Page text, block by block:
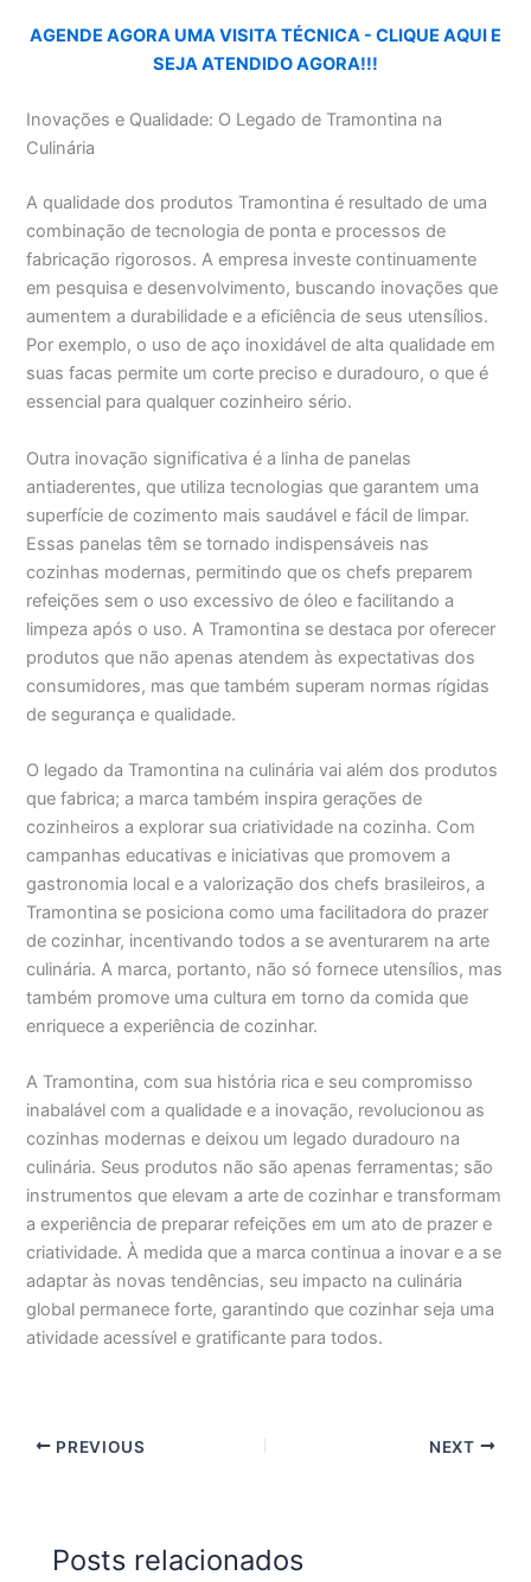
AGENDE AGORA UMA VISITA TÉCNICA - CLIQUE AQUI E
SEJA ATENDIDO AGORA!!!
Inovações e Qualidade: O Legado de Tramontina na
Culinária
A qualidade dos produtos Tramontina é resultado de uma
combinação de tecnologia de ponta e processos de
fabricação rigorosos. A empresa investe continuamente
em pesquisa e desenvolvimento, buscando inovações que
aumentem a durabilidade e a eficiência de seus utensílios.
Por exemplo, o uso de aço inoxidável de alta qualidade em
suas facas permite um corte preciso e duradouro, o que é
essencial para qualquer cozinheiro sério.
Outra inovação significativa é a linha de panelas
antiaderentes, que utiliza tecnologias que garantem uma
superfície de cozimento mais saudável e fácil de limpar.
Essas panelas têm se tornado indispensáveis nas
cozinhas modernas, permitindo que os chefs preparem
refeições sem o uso excessivo de óleo e facilitando a
limpeza após o uso. A Tramontina se destaca por oferecer
produtos que não apenas atendem às expectativas dos
consumidores, mas que também superam normas rígidas
de segurança e qualidade.
O legado da Tramontina na culinária vai além dos produtos
que fabrica; a marca também inspira gerações de
cozinheiros a explorar sua criatividade na cozinha. Com
campanhas educativas e iniciativas que promovem a
gastronomia local e a valorização dos chefs brasileiros, a
Tramontina se posiciona como uma facilitadora do prazer
de cozinhar, incentivando todos a se aventurarem na arte
culinária. A marca, portanto, não só fornece utensílios, mas
também promove uma cultura em torno da comida que
enriquece a experiência de cozinhar.
A Tramontina, com sua história rica e seu compromisso
inabalável com a qualidade e a inovação, revolucionou as
cozinhas modernas e deixou um legado duradouro na
culinária. Seus produtos não são apenas ferramentas; são
instrumentos que elevam a arte de cozinhar e transformam
a experiência de preparar refeições em um ato de prazer e
criatividade. À medida que a marca continua a inovar e a se
adaptar às novas tendências, seu impacto na culinária
global permanece forte, garantindo que cozinhar seja uma
atividade acessível e gratificante para todos.
PREVIOUS NEXT
Posts relacionados